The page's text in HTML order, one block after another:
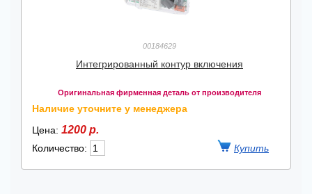
00184629
Интегрированный контур включения
Оригинальная фирменная деталь от производителя
Наличие уточните у менеджера
Цена: 1200 р.
Количество: